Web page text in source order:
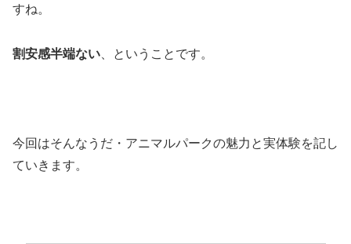
すね。
割安感半端ない 、ということです。
今回はそんなうだ・アニマルパークの魅力と実体験を記し
ていきます。